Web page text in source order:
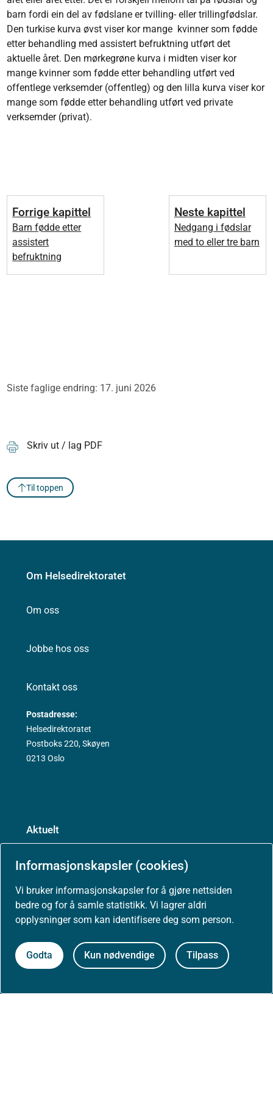
Informasjonskapsler (cookies)
Vi bruker informasjonskapsler for å gjøre nettsiden
bedre og for å samle statistikk. Vi lagrer aldri
opplysninger som kan identifisere deg som person.
Godta Kun nødvendige Tilpass
barn fordi ein del av fødslane er tvilling- eller trillingfødslar.
Den turkise kurva øvst viser kor mange kvinner som fødde
etter behandling med assistert befruktning utført det
aktuelle året. Den mørkegrøne kurva i midten viser kor
mange kvinner som fødde etter behandling utført ved
offentlege verksemder (offentleg) og den lilla kurva viser kor
mange som fødde etter behandling utført ved private
verksemder (privat).
Forrige kapittel
Barn fødde etter
assistert
befruktning
Neste kapittel
Nedgang i fødslar
med to eller tre barn
Siste faglige endring: 17. juni 2026
Skriv ut / lag PDF
Til toppen
Om Helsedirektoratet
Om oss
Jobbe hos oss
Kontakt oss
Postadresse:
Helsedirektoratet
Postboks 220, Skøyen
0213 Oslo
Aktuelt
Nyheter
Arrangementer
Høringer